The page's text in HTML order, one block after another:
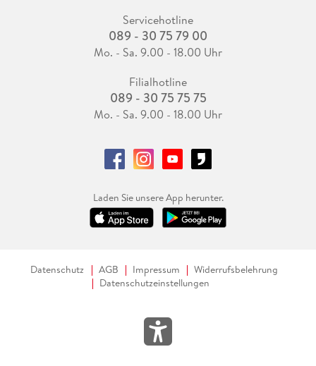
Servicehotline
089 - 30 75 79 00
Mo. - Sa. 9.00 - 18.00 Uhr
Filialhotline
089 - 30 75 75 75
Mo. - Sa. 9.00 - 18.00 Uhr
Laden Sie unsere App herunter.
Datenschutz AGB Impressum
Widerrufsbelehrung
Datenschutzeinstellungen